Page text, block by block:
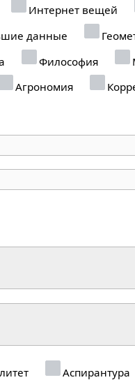
Интернет вещей
данные
Философия
Агрономия
Аспирантура